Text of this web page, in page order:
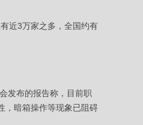
近3万家之多，全国约有
发布的报告称，目前职
，暗箱操作等现象已阻碍